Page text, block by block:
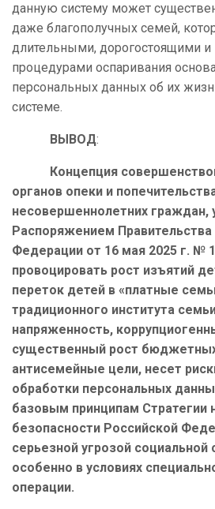
данную систему может
даже благополучных семей,
длительными, дорогостоящими
процедурами оспаривания
персональных данных об их
системе.
ВЫВОД:
Концепция
органов опеки и
несовершеннолетних граждан,
Распоряжением Правительства
Федерации от 16 мая 2025 г. №
провоцировать рост изъятий
переток детей в «платные
традиционного института
напряженность,
существенный рост
антисемейные цели, несет
обработки персональных
базовым принципам Стратегии
безопасности Российской
серьезной угрозой социальной
особенно в условиях
операции.